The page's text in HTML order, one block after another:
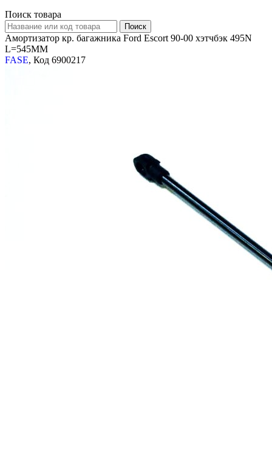
Поиск товара
Амортизатор кр. багажника Ford Escort 90-00 хэтчбэк 495N
L=545MM
FASE, Код 6900217